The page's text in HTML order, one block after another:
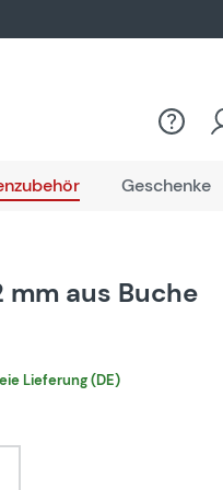
Geschenke
mm aus Buche
Lieferung (DE)